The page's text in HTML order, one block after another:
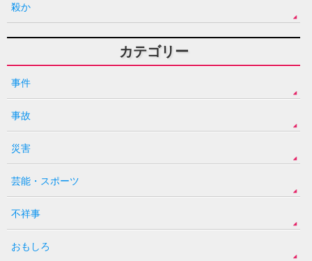
殺か
カテゴリー
事件
事故
災害
芸能・スポーツ
不祥事
おもしろ